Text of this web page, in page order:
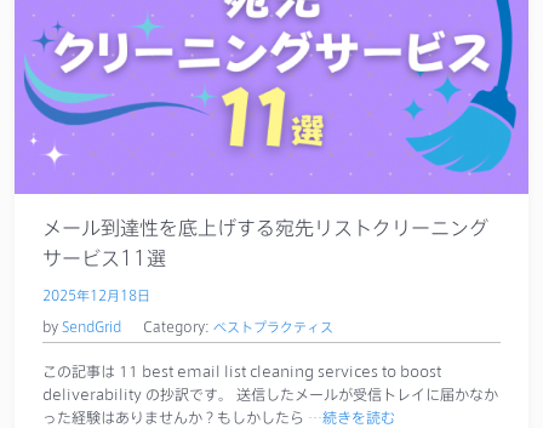
メール到達性を底上げする宛先リストクリーニング
サービス11選
2025年12月18日
by SendGrid Category: ベストプラクティス
この記事は 11 best email list cleaning services to boost
deliverability の抄訳です。 送信したメールが受信トレイに届かなか
った経験はありませんか？もしかしたら …続きを読む